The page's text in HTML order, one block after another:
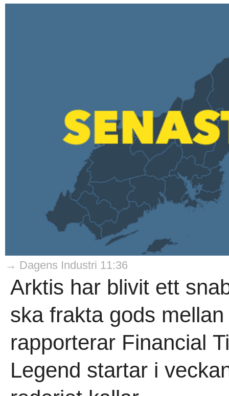
→ Dagens Industri 11:36
Arktis har blivit ett
ska frakta gods
rapporterar Financial
Legend startar i